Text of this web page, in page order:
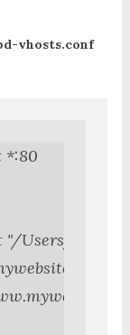
vhosts.conf
*:80
"/Users/